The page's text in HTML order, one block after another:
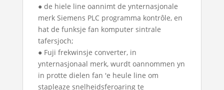
● de hiele line oannimt de ynternasjonale
merk Siemens PLC programma kontrôle, en
hat de funksje fan komputer sintrale
tafersjoch;
● Fuji frekwinsje converter, in
ynternasjonaal merk, wurdt oannommen yn
in protte dielen fan 'e heule line om
stapleaze snelheidsferoaring te